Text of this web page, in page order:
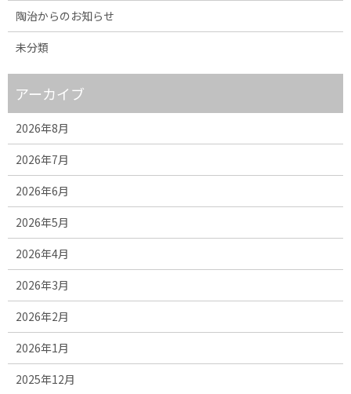
陶治からのお知らせ
未分類
アーカイブ
2026年8月
2026年7月
2026年6月
2026年5月
2026年4月
2026年3月
2026年2月
2026年1月
2025年12月